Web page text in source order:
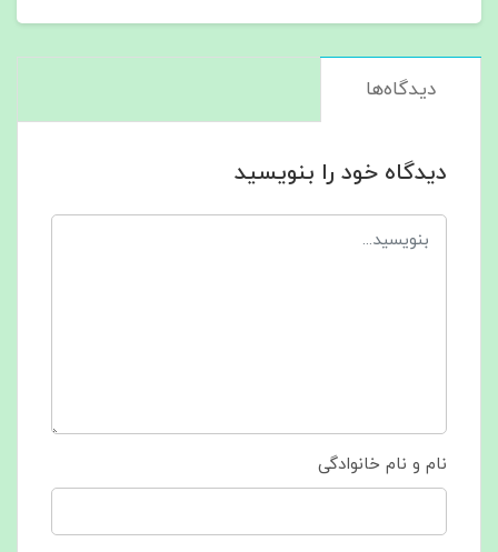
دیدگاه‌ها
دیدگاه خود را بنویسید
نام و نام خانوادگی